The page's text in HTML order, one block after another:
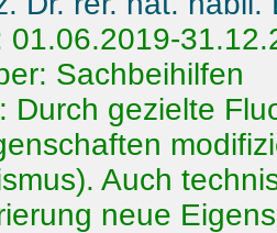
01.06.2019-
Sachbeihilfen
Durch gezielte
Auch
neue